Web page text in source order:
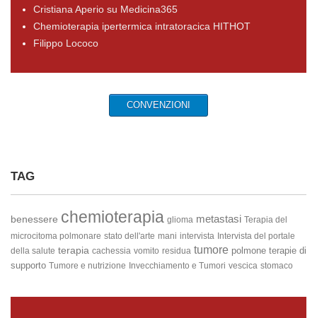
Cristiana Aperio su Medicina365
Chemioterapia ipertermica intratoracica HITHOT
Filippo Lococo
CONVENZIONI
TAG
benessere chemioterapia glioma metastasi Terapia del
microcitoma polmonare stato dell'arte mani intervista Intervista del portale
della salute terapia cachessia vomito residua tumore polmone terapie di
supporto Tumore e nutrizione Invecchiamento e Tumori vescica stomaco